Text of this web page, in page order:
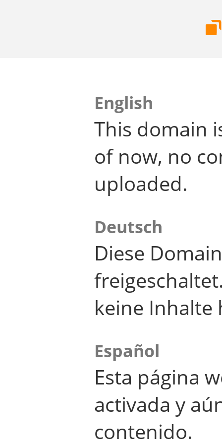
English
This domain
of now, no
uploaded.
Deutsch
Diese
keine Inhalte
Español
Esta página
activada y
contenido.